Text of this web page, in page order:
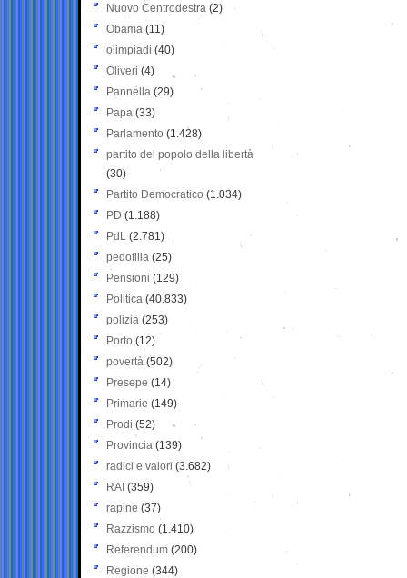
Nuovo Centrodestra (2)
Obama (11)
olimpiadi (40)
Oliveri (4)
Pannella (29)
Papa (33)
Parlamento (1.428)
partito del popolo della libertà
(30)
Partito Democratico (1.034)
PD (1.188)
PdL (2.781)
pedofilia (25)
Pensioni (129)
Politica (40.833)
polizia (253)
Porto (12)
povertà (502)
Presepe (14)
Primarie (149)
Prodi (52)
Provincia (139)
radici e valori (3.682)
RAI (359)
rapine (37)
Razzismo (1.410)
Referendum (200)
Regione (344)